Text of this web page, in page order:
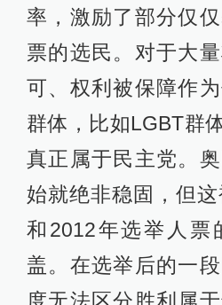
率，激励了部分仅
票的选民。对于大
可、权利被保障作
群体，比如LGBT群
真正属于民主党。
始就绝非稳固，但
和2012年选举人票
盖。在选举后的一
度无法区分胜利属